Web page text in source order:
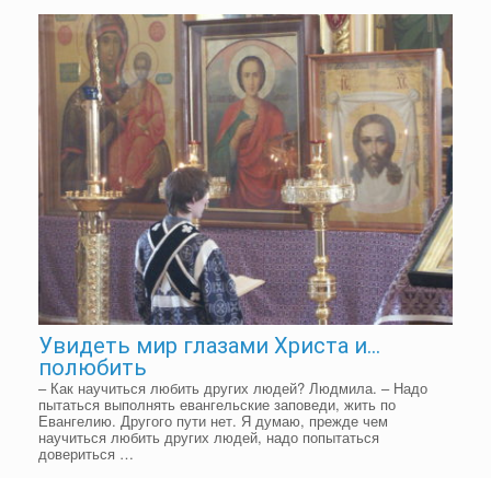
Увидеть мир глазами Христа и…
полюбить
– Как научиться любить других людей? Людмила. – Надо
пытаться выполнять евангельские заповеди, жить по
Евангелию. Другого пути нет. Я думаю, прежде чем
научиться любить других людей, надо попытаться
довериться …